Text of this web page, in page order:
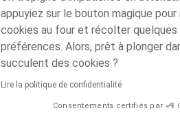
appuyiez sur le bouton magique
cookies au four et récolter
préférences. Alors, prêt à plonger
succulent des cookies ?
Lire la politique de confidentialité
Consentements certifiés par